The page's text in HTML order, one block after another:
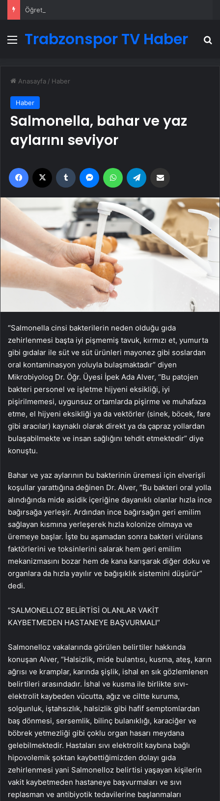
Öğretmenler kaza yaptı! 28 yaralı!
Menü
Trabzonspor TV Haber
Anasayfa / Haber
Haber
Salmonella, bahar ve yaz
aylarını seviyor
Facebook Tumblr MessengerWhatsApp
“Salmonella cinsi bakterilerin neden olduğu gıda
zehirlenmesi başta iyi pişmemiş tavuk, kırmızı et, yumurta
gibi gıdalar ile süt ve süt ürünleri mayonez gibi soslardan
oral kontaminasyon yoluyla bulaşmaktadır” diyen
Mikrobiyolog Dr. Öğr. Üyesi İpek Ada Alver, “Bu patojen
bakteri personel ve işletme hijyeni eksikliği, iyi
pişirilmemesi, uygunsuz ortamlarda pişirme ve muhafaza
etme, el hijyeni eksikliği ya da vektörler (sinek, böcek, fare
gibi aracılar) kaynaklı olarak direkt ya da çapraz yollardan
bulaşabilmekte ve insan sağlığını tehdit etmektedir” diye
konuştu.
Bahar ve yaz aylarının bu bakterinin üremesi için elverişli
koşullar yarattığına değinen Dr. Alver, “Bu bakteri oral yolla
alındığında mide asidik içeriğine dayanıklı olanlar hızla ince
bağırsağa yerleşir. Ardından ince bağırsağın geri emilim
sağlayan kısmına yerleşerek hızla kolonize olmaya ve
üremeye başlar. İşte bu aşamadan sonra bakteri virülans
faktörlerini ve toksinlerini salarak hem geri emilim
mekanizmasını bozar hem de kana karışarak diğer doku ve
organlara da hızla yayılır ve bağışıklık sistemini düşürür”
dedi.
“SALMONELLOZ BELİRTİSİ OLANLAR VAKİT
KAYBETMEDEN HASTANEYE BAŞVURMALI”
Salmonelloz vakalarında görülen belirtiler hakkında
konuşan Alver, “Halsizlik, mide bulantısı, kusma, ateş, karın
ağrısı ve kramplar, karında şişlik, ishal en sık gözlemlenen
belirtileri arasındadır. İshal ve kusma ile birlikte sıvı-
elektrolit kaybeden vücutta, ağız ve ciltte kuruma,
solgunluk, iştahsızlık, halsizlik gibi hafif semptomlardan
baş dönmesi, sersemlik, bilinç bulanıklığı, karaciğer ve
böbrek yetmezliği gibi çoklu organ hasarı meydana
gelebilmektedir. Hastaları sıvı elektrolit kaybına bağlı
hipovolemik şoktan kaybettiğimizden dolayı gıda
zehirlenmesi yani Salmonelloz belirtisi yaşayan kişilerin
vakit kaybetmeden hastaneye başvurmaları ve sıvı
replasman ve antibiyotik tedavilerine başlanmaları